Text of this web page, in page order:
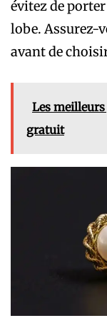
évitez de
lobe. Assurez-
avant de
Les
gratuit